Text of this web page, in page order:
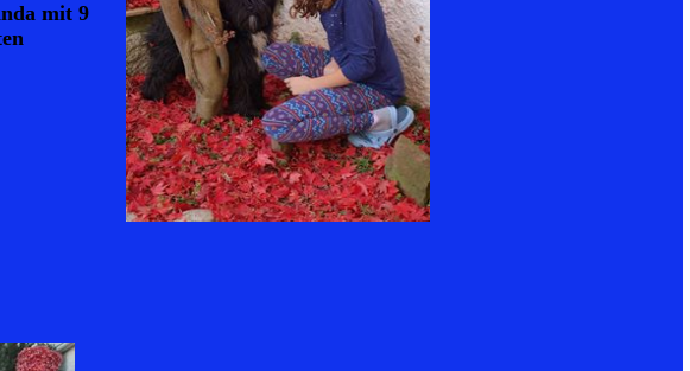
mit 9